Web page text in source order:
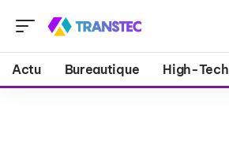
Actu Bureautique High-Tech